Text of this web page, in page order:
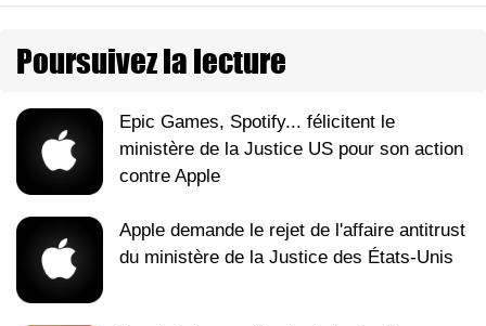
Poursuivez la lecture
Epic Games, Spotify... félicitent le
ministère de la Justice US pour son action
contre Apple
Apple demande le rejet de l'affaire antitrust
du ministère de la Justice des États-Unis